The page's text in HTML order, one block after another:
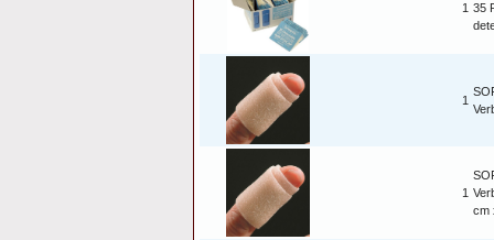
1 35
1
1
cm